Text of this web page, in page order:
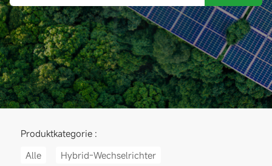
Produktkategorie :
Alle
Hybrid-Wechselrichter